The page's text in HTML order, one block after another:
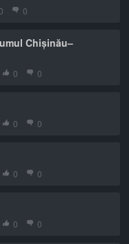
0
Chișinău–
0 0
0 0
0 0
0 0